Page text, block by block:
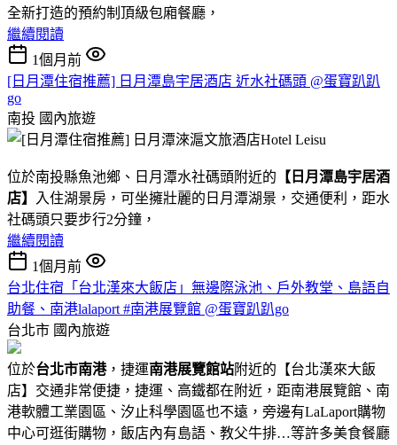
全新打造的預約制頂級包廂餐廳，
繼續閱讀
1個月前
[日月潭住宿推薦] 日月潭島宇居酒店 近水社碼頭 @蛋寶趴趴
go
南投 國內旅遊
位於南投縣魚池鄉、日月潭水社碼頭附近的 【日月潭島宇居酒
店】
入住湖景房，可坐擁壯麗的日月潭湖景，交通便利，距水
社碼頭只要步行2分鐘，
繼續閱讀
1個月前
台北住宿「台北漢來大飯店」無邊際泳池、戶外教堂、島語自
助餐、南港lalaport #南港展覽館 @蛋寶趴趴go
台北市 國內旅遊
位於台北市南港，捷運南港展覽館站附近的【台北漢來大飯
店】交通非常便捷，捷運、高鐵都在附近，距南港展覽館、南
港軟體工業園區、汐止科學園區也不遠，旁邊有LaLaport購物
中心可逛街購物，飯店內有島語、教父牛排…等許多美食餐廳